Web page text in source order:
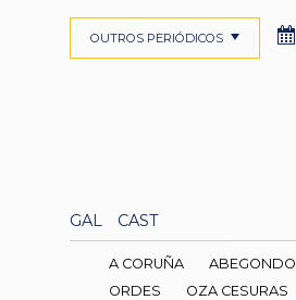
GAL CAST
OUTROS PERIÓDICOS
A CORUÑA ABEGONDO
ORDES
OZA CESURAS